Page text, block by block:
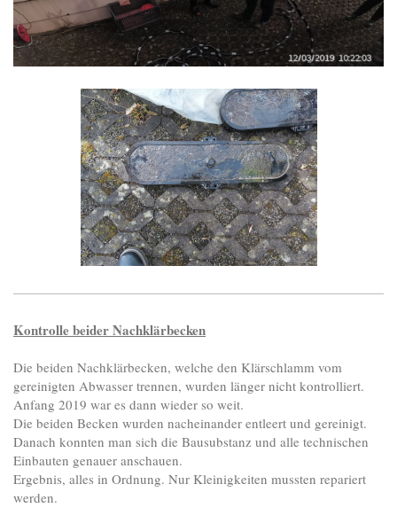
Kontrolle beider Nachklärbecken
Die beiden Nachklärbecken, welche den Klärschlamm vom
gereinigten Abwasser trennen, wurden länger nicht kontrolliert.
Anfang 2019 war es dann wieder so weit.
Die beiden Becken wurden nacheinander entleert und gereinigt.
Danach konnten man sich die Bausubstanz und alle technischen
Einbauten genauer anschauen.
Ergebnis, alles in Ordnung. Nur Kleinigkeiten mussten repariert
werden.